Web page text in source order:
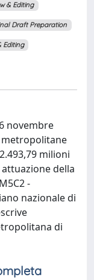
& Editing
Draft Preparation
Editing
novembre
metropolitane
milioni
della
-
nazionale di
di